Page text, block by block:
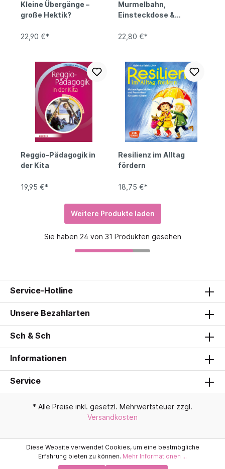
Kleine Übergänge –
große Hektik?
22,90 €*
Murmelbahn,
Einsteckdose &
22,80 €*
Reggio-Pädagogik in
der Kita
19,95 €*
Resilienz im Alltag
fördern
18,75 €*
Weitere Produkte laden
Sie haben 24 von 31 Produkten gesehen
Service-Hotline
Unsere Bezahlarten
Sch & Sch
Informationen
Service
* Alle Preise inkl. gesetzl. Mehrwertsteuer zzgl.
Versandkosten
Diese Website verwendet Cookies, um eine bestmögliche
Erfahrung bieten zu können. Mehr Informationen ...